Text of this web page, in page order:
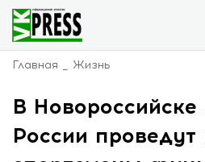
Главная Жизнь
В
России проведут